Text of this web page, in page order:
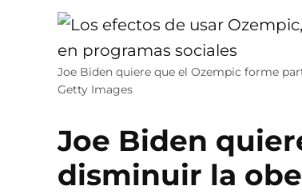
Joe Biden quiere que el Ozempic forme
Getty Images
Joe Biden
disminuir la